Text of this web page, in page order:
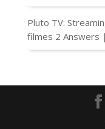
Pluto TV:
filmes 2 Answers |